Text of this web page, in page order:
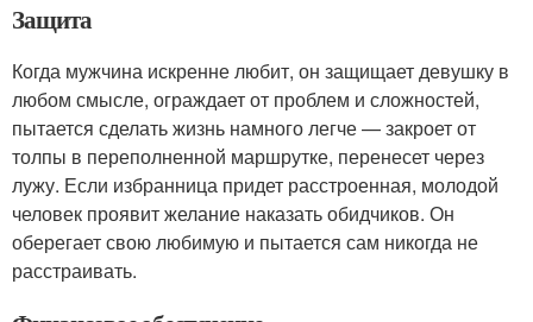
Защита
Когда мужчина искренне любит, он защищает девушку в
любом смысле, ограждает от проблем и сложностей,
пытается сделать жизнь намного легче — закроет от
толпы в переполненной маршрутке, перенесет через
лужу. Если избранница придет расстроенная, молодой
человек проявит желание наказать обидчиков. Он
оберегает свою любимую и пытается сам никогда не
расстраивать.